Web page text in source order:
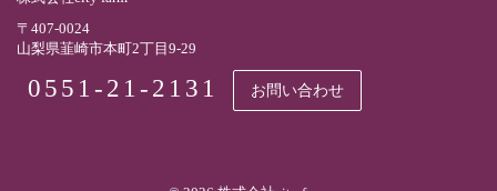
〒407-0024
山梨県韮崎市本町2丁目9-29
0551-21-2131 お問い合わせ